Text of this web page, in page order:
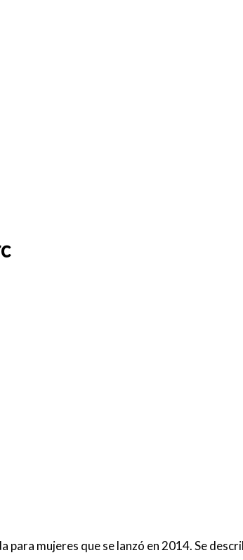
mujeres que se lanzó en 2014. Se